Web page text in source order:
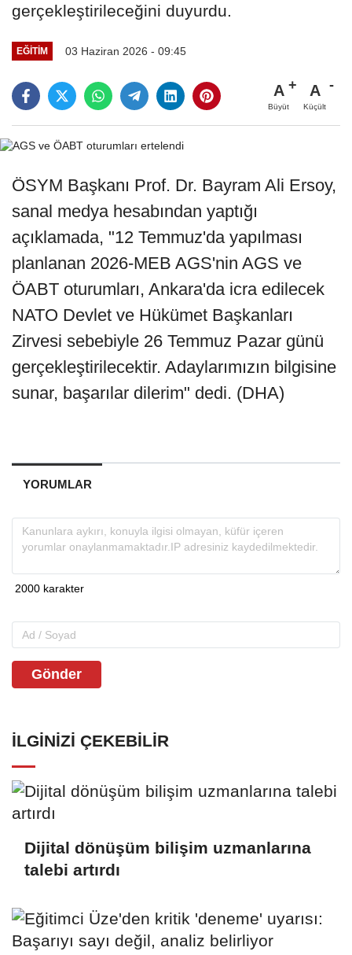
gerçekleştirileceğini duyurdu.
EĞİTİM 03 Haziran 2026 - 09:45
A
Büyüt
A
Küçült
ÖSYM Başkanı Prof. Dr. Bayram Ali Ersoy,
sanal medya hesabından yaptığı
açıklamada, "12 Temmuz'da yapılması
planlanan 2026-MEB AGS'nin AGS ve
ÖABT oturumları, Ankara'da icra edilecek
NATO Devlet ve Hükümet Başkanları
Zirvesi sebebiyle 26 Temmuz Pazar günü
gerçekleştirilecektir. Adaylarımızın bilgisine
sunar, başarılar dilerim" dedi. (DHA)
YORUMLAR
Gönder
İLGINIZI ÇEKEBILIR
Dijital dönüşüm bilişim uzmanlarına
talebi artırdı